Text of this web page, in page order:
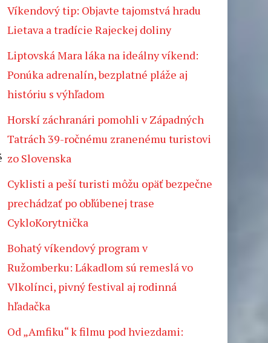
Víkendový tip: Objavte tajomstvá hradu
Lietava a tradície Rajeckej doliny
Liptovská Mara láka na ideálny víkend:
Ponúka adrenalín, bezplatné pláže aj
históriu s výhľadom
Horskí záchranári pomohli v Západných
Tatrách 39-ročnému zranenému turistovi
zo Slovenska
Cyklisti a peší turisti môžu opäť bezpečne
prechádzať po obľúbenej trase
CykloKorytnička
Bohatý víkendový program v
Ružomberku: Lákadlom sú remeslá vo
Vlkolínci, pivný festival aj rodinná
hľadačka
Od „Amfiku“ k filmu pod hviezdami: